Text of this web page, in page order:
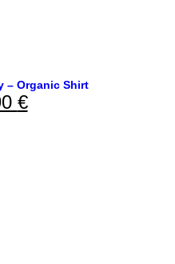
– Organic Shirt
€